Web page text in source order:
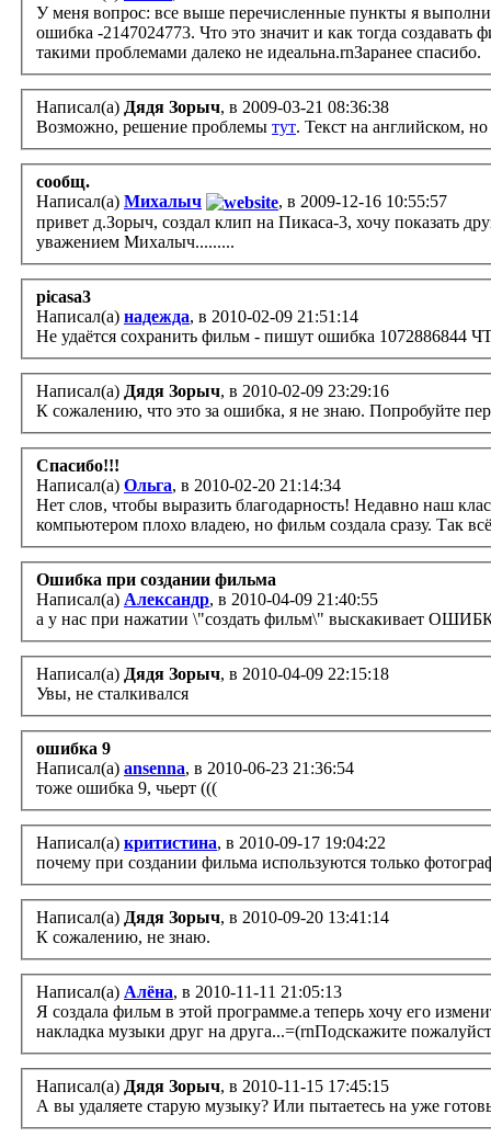
У меня вопрос: все выше перечисленные пункты я
ошибка -2147024773. Что это значит и как тогда
такими проблемами далеко не идеальна.rnЗаранее спасибо.
Написал(а) Дядя Зорыч, в 2009-03-21 08:36:38
Возможно, решение проблемы тут. Текст на английском,
сообщ.
Написал(а) Михалыч
, в 2009-12-16 10:55:57
привет д.Зорыч, создал клип на Пикаса-3, хочу показать
уважением Михалыч.........
picasa3
Написал(а) надежда, в 2010-02-09 21:51:14
Не удаётся сохранить фильм - пишут ошибка 1072886844
Написал(а) Дядя Зорыч, в 2010-02-09 23:29:16
К сожалению, что это за ошибка, я не знаю. Попробуйте
Спасибо!!!
Написал(а) Ольга, в 2010-02-20 21:14:34
Нет слов, чтобы выразить благодарность! Недавно наш
компьютером плохо владею, но фильм создала сразу. Так
Ошибка при создании фильма
Написал(а) Александр, в 2010-04-09 21:40:55
а у нас при нажатии \"создать фильм\" выскакивает
Написал(а) Дядя Зорыч, в 2010-04-09 22:15:18
Увы, не сталкивался
ошибка 9
Написал(а) ansenna, в 2010-06-23 21:36:54
тоже ошибка 9, чьерт (((
Написал(а) критистина, в 2010-09-17 19:04:22
почему при создании фильма используются только
Написал(а) Дядя Зорыч, в 2010-09-20 13:41:14
К сожалению, не знаю.
Написал(а) Алёна, в 2010-11-11 21:05:13
Я создала фильм в этой программе.а теперь хочу его
накладка музыки друг на друга...=(rnПодскажите
Написал(а) Дядя Зорыч, в 2010-11-15 17:45:15
А вы удаляете старую музыку? Или пытаетесь на уже